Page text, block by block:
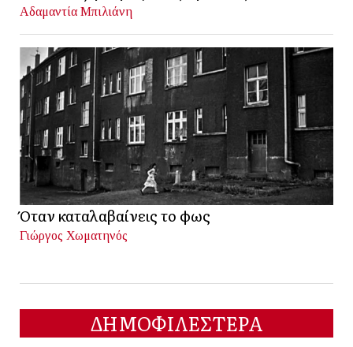
Αδαμαντία Μπιλιάνη
Όταν καταλαβαίνεις το φως
Γιώργος Χωματηνός
ΔΗΜΟΦΙΛΕΣΤΕΡΑ